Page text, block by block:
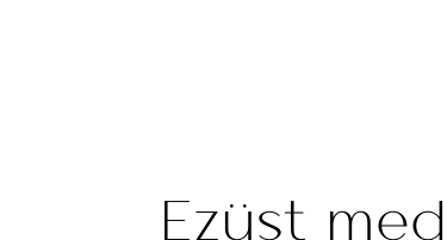
Ezüst